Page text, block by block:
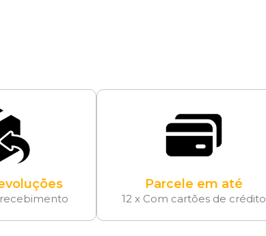
recebimento
Parcele em até
12 x Com cartões de crédito